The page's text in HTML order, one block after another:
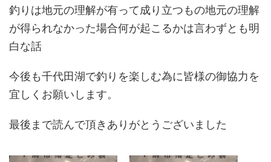
釣りは地元の理解が有って成り立つもの地元の理解
が得られなかった場合何が起こるかは言わずとも明
白な話
今後も千代田湖で釣りを楽しむ為に皆様の御協力を
宜しくお願いします。
最後まで読んで頂きありがとうございました